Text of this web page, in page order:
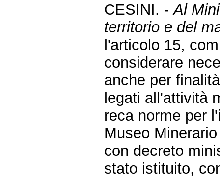
CESINI. -Al
territorio e del
l'articolo 15,
considerare
anche per
legati all'attività
reca norme per
Museo
con decreto
stato istituito,